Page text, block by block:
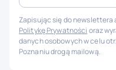
Zapisując się do
Politykę Prywatności oraz
danych osobowych w celu
Poznaniu drogą mailową.